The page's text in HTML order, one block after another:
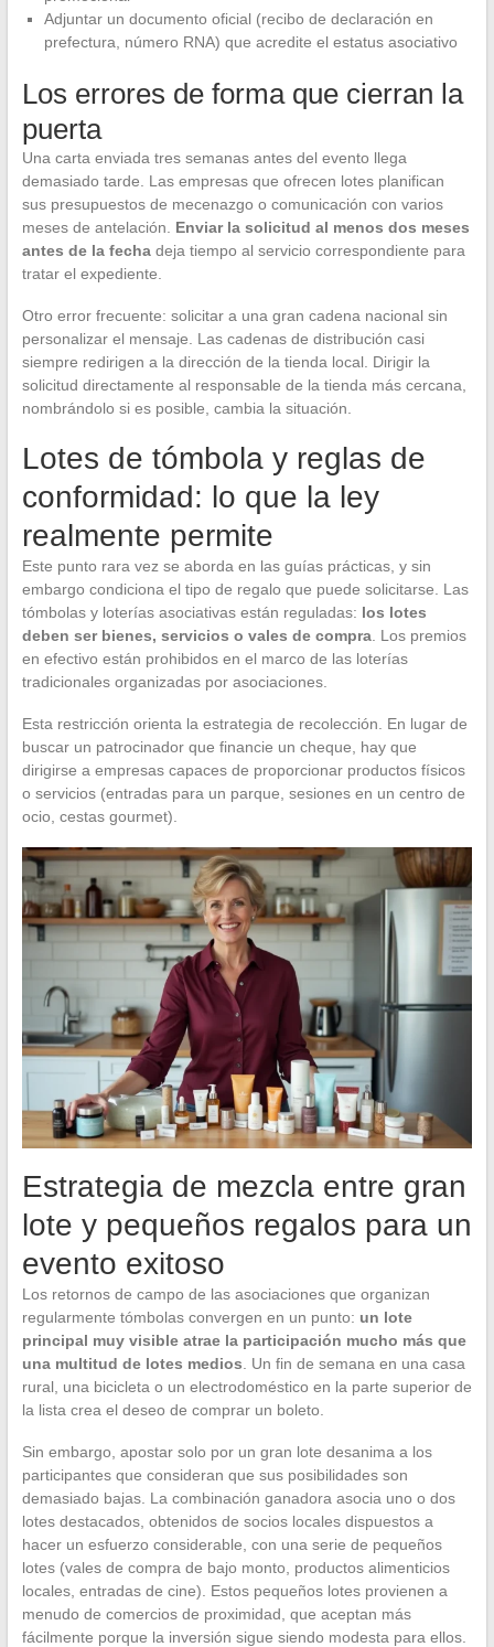
Adjuntar un documento oficial (recibo de declaración en
prefectura, número RNA) que acredite el estatus asociativo
Los errores de forma que cierran la
puerta
Una carta enviada tres semanas antes del evento llega
demasiado tarde. Las empresas que ofrecen lotes planifican
sus presupuestos de mecenazgo o comunicación con varios
meses de antelación. Enviar la solicitud al menos dos meses
antes de la fechadeja tiempo al servicio correspondiente para
tratar el expediente.
Otro error frecuente: solicitar a una gran cadena nacional sin
personalizar el mensaje. Las cadenas de distribución casi
siempre redirigen a la dirección de la tienda local. Dirigir la
solicitud directamente al responsable de la tienda más cercana,
nombrándolo si es posible, cambia la situación.
Lotes de tómbola y reglas de
conformidad: lo que la ley
realmente permite
Este punto rara vez se aborda en las guías prácticas, y sin
embargo condiciona el tipo de regalo que puede solicitarse. Las
tómbolas y loterías asociativas están reguladas: los lotes
deben ser bienes, servicios o vales de compra. Los premios
en efectivo están prohibidos en el marco de las loterías
tradicionales organizadas por asociaciones.
Esta restricción orienta la estrategia de recolección. En lugar de
buscar un patrocinador que financie un cheque, hay que
dirigirse a empresas capaces de proporcionar productos físicos
o servicios (entradas para un parque, sesiones en un centro de
ocio, cestas gourmet).
Estrategia de mezcla entre gran
lote y pequeños regalos para un
evento exitoso
Los retornos de campo de las asociaciones que organizan
regularmente tómbolas convergen en un punto: un lote
principal muy visible atrae la participación mucho más que
una multitud de lotes medios . Un fin de semana en una casa
rural, una bicicleta o un electrodoméstico en la parte superior de
la lista crea el deseo de comprar un boleto.
Sin embargo, apostar solo por un gran lote desanima a los
participantes que consideran que sus posibilidades son
demasiado bajas. La combinación ganadora asocia uno o dos
lotes destacados, obtenidos de socios locales dispuestos a
hacer un esfuerzo considerable, con una serie de pequeños
lotes (vales de compra de bajo monto, productos alimenticios
locales, entradas de cine). Estos pequeños lotes provienen a
menudo de comercios de proximidad, que aceptan más
fácilmente porque la inversión sigue siendo modesta para ellos.